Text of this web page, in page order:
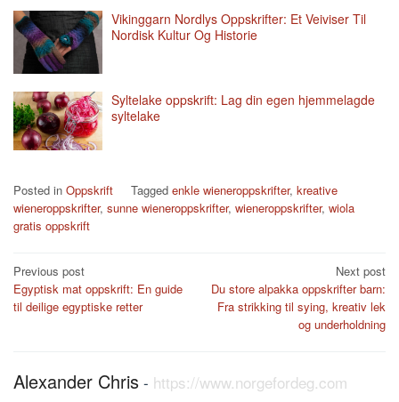
Vikinggarn Nordlys Oppskrifter: Et Veiviser Til
Nordisk Kultur Og Historie
Syltelake oppskrift: Lag din egen hjemmelagde
syltelake
Posted in Oppskrift Tagged enkle wieneroppskrifter, kreative
wieneroppskrifter, sunne wieneroppskrifter, wieneroppskrifter, wiola
gratis oppskrift
Post
navigation
Previous post
Egyptisk mat oppskrift: En guide
til deilige egyptiske retter
Next post
Du store alpakka oppskrifter barn:
Fra strikking til sying, kreativ lek
og underholdning
Alexander Chris - https://www.norgefordeg.com